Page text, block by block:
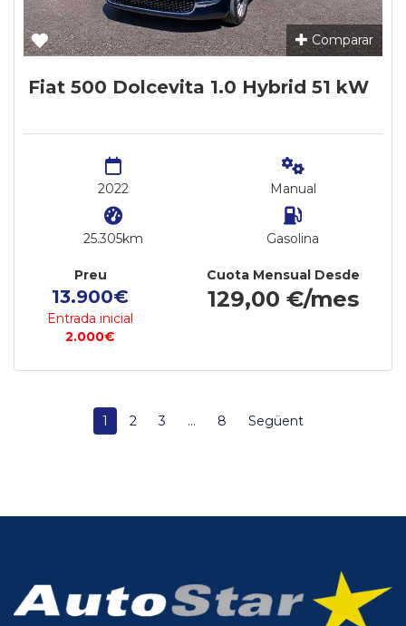
Comparar
Fiat 500 Dolcevita 1.0 Hybrid 51 kW
2022
25.305km
Manual
Gasolina
Preu
13.900€
Entrada inicial
2.000€
Cuota Mensual Desde
129,00 €/mes
1 2 3 ... 8 Següent